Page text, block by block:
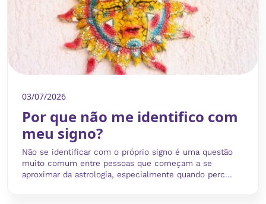
03/07/2026
Por que não me identifico com
meu signo?
Não se identificar com o próprio signo é uma questão
muito comum entre pessoas que começam a se
aproximar da astrologia, especialmente quando perc...